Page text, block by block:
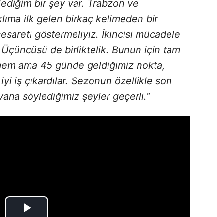
bir şey var. Trabzon ve
ilk gelen birkaç kelimeden bir
göstermeliyiz. İkincisi mücadele
de birliktelik. Bunun için tam
ama 45 günde geldiğimiz nokta,
iş çıkardılar. Sezonun özellikle son
söylediğimiz şeyler geçerli.”